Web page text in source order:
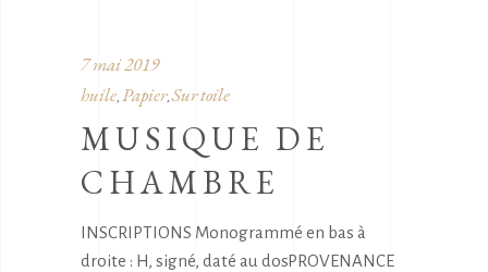
7 mai 2019
huile Papier, Sur toile
MUSIQUE DE
CHAMBRE
INSCRIPTIONS Monogrammé en bas à
droite : H, signé, daté au dosPROVENANCE